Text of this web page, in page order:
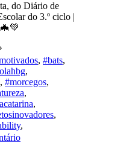
do Diário de
do 3.º ciclo |
Etiquetas
, #bats,
,
, #morcegos,
,
,
,
,